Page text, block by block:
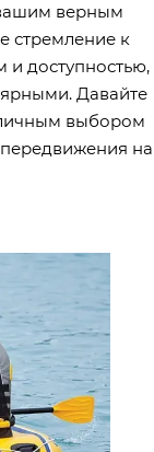
верным
стремление к
и доступностью,
Давайте
выбором
на